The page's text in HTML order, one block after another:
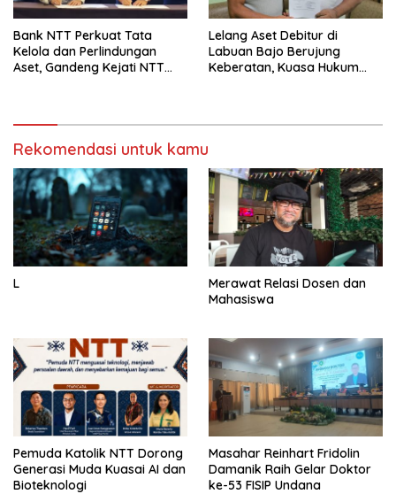
Bank NTT Perkuat Tata
Kelola dan Perlindungan
Aset, Gandeng Kejati NTT
Lelang Aset Debitur di
Labuan Bajo Berujung
Keberatan, Kuasa Hukum
Rekomendasi untuk kamu
L
Merawat Relasi Dosen dan
Mahasiswa
Pemuda Katolik NTT Dorong
Generasi Muda Kuasai AI dan
Bioteknologi
Masahar Reinhart Fridolin
Damanik Raih Gelar Doktor
ke-53 FISIP Undana